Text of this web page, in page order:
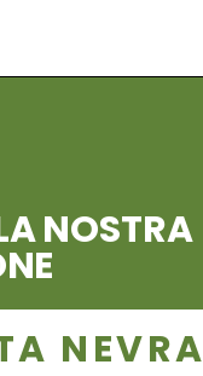
NOSTRA
NEVRA